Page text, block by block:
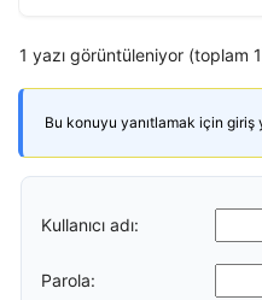
1 yazı görüntüleniyor (toplam
Bu konuyu yanıtlamak için giriş
Kullanıcı adı:
Parola: